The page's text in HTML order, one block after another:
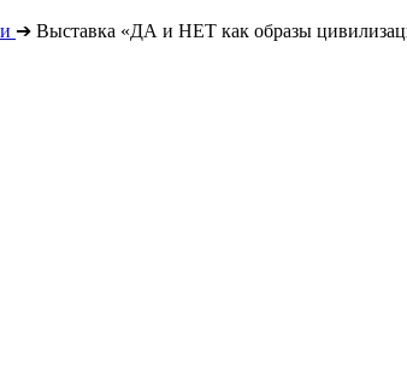
➔ Выставка «ДА и НЕТ как образы